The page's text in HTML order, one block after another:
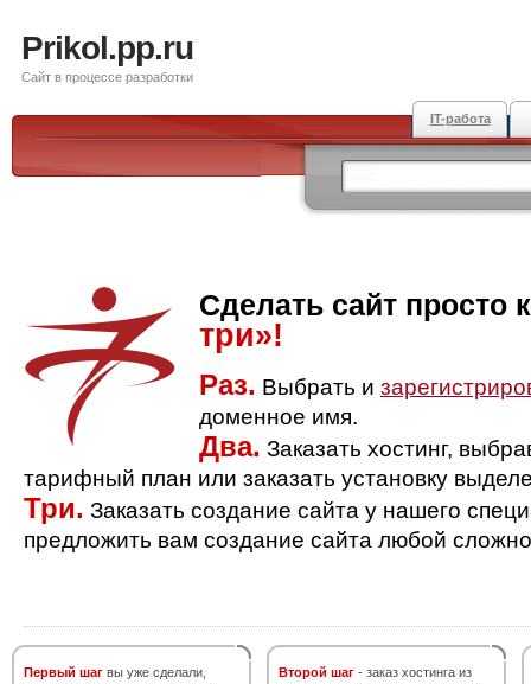
Prikol.pp.ru
Сайт в процессе разработки
IT-работа
Сделать сайт просто
три»!
Раз. Выбрать и
доменное имя.
Два. Заказать хостинг,
тарифный план или заказать установку
Три. Заказать создание сайта у нашего
предложить вам создание сайта любой
Первый шаг вы уже сделали,
Второй шаг - заказ хостинга из